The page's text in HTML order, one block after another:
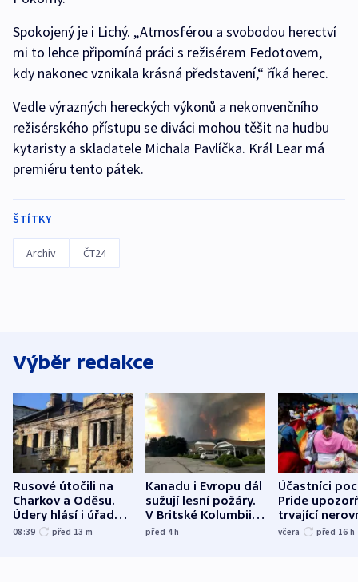
Spokojený je i Lichý. „Atmosférou a svobodou herectví
mi to lehce připomíná práci s režisérem Fedotovem,
kdy nakonec vznikala krásná představení,“ říká herec.
Vedle výrazných hereckých výkonů a nekonvenčního
režisérského přístupu se diváci mohou těšit na hudbu
kytaristy a skladatele Michala Pavlíčka. Král Lear má
premiéru tento pátek.
ŠTÍTKY
Archiv ČT24
Výběr redakce
Rusové útočili na
Charkov a Oděsu.
Údery hlásí i úřady v
Bělgorodu
08:39 před 13 m
Kanadu i Evropu dál
sužují lesní požáry.
V Britské Kolumbii
evakuovali tisíce lidí
před 4h
Účastníci
Pride
trvající
včera před 16 h